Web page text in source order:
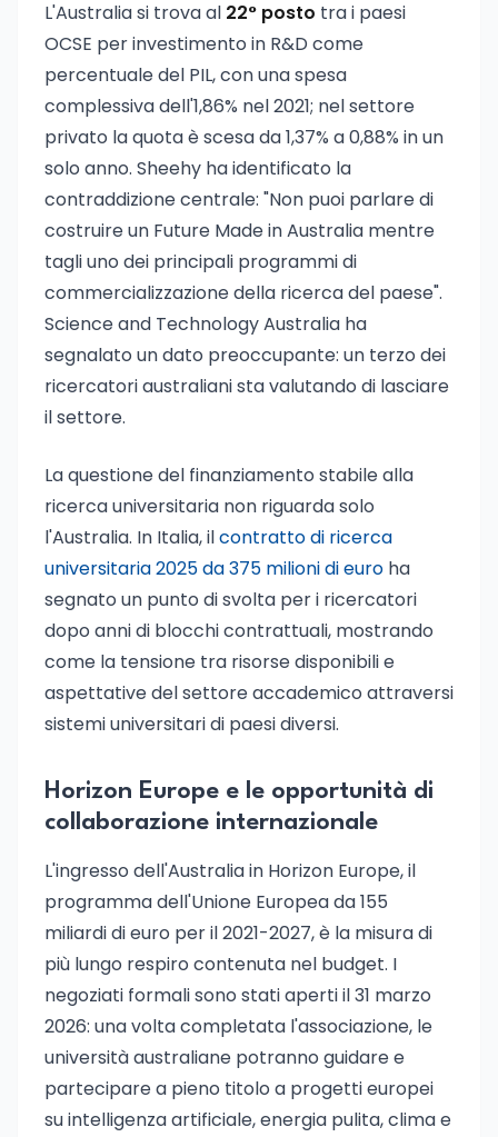
L'Australia si trova al 22° posto tra i paesi
OCSE per investimento in R&D come
percentuale del PIL, con una spesa
complessiva dell'1,86% nel 2021; nel settore
privato la quota è scesa da 1,37% a 0,88% in un
solo anno. Sheehy ha identificato la
contraddizione centrale: "Non puoi parlare di
costruire un Future Made in Australia mentre
tagli uno dei principali programmi di
commercializzazione della ricerca del paese".
Science and Technology Australia ha
segnalato un dato preoccupante: un terzo dei
ricercatori australiani sta valutando di lasciare
il settore.
La questione del finanziamento stabile alla
ricerca universitaria non riguarda solo
l'Australia. In Italia, ilcontratto di ricerca
universitaria 2025 da 375 milioni di euro ha
segnato un punto di svolta per i ricercatori
dopo anni di blocchi contrattuali, mostrando
come la tensione tra risorse disponibili e
aspettative del settore accademico attraversi
sistemi universitari di paesi diversi.
Horizon Europe e le opportunità di
collaborazione internazionale
L'ingresso dell'Australia in Horizon Europe, il
programma dell'Unione Europea da 155
miliardi di euro per il 2021-2027, è la misura di
più lungo respiro contenuta nel budget. I
negoziati formali sono stati aperti il 31 marzo
2026: una volta completata l'associazione, le
università australiane potranno guidare e
partecipare a pieno titolo a progetti europei
su intelligenza artificiale, energia pulita, clima e